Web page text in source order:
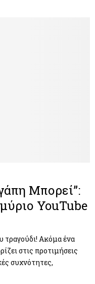
Μπορεί”:
YouTube
τραγούδι! Ακόμα ένα
στις προτιμήσεις
συχνότητες,